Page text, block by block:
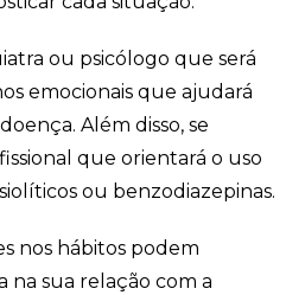
ou psicólogo que será
emocionais que ajudará
Além disso, se
que orientará o uso
ou benzodiazepinas.
nos hábitos podem
sua relação com a